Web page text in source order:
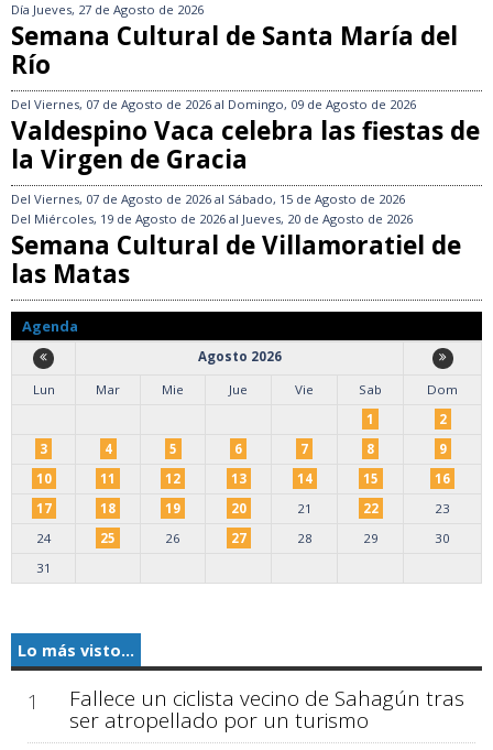
Día Jueves, 27 de Agosto de 2026
Semana Cultural de Santa María del
Río
Del Viernes, 07 de Agosto de 2026 al Domingo, 09 de Agosto de 2026
Valdespino Vaca celebra las fiestas de
la Virgen de Gracia
Del Viernes, 07 de Agosto de 2026 al Sábado, 15 de Agosto de 2026
Del Miércoles, 19 de Agosto de 2026 al Jueves, 20 de Agosto de 2026
Semana Cultural de Villamoratiel de
las Matas
Agenda
Agosto 2026
Lun
Mar Mie Jue Vie Sab
Dom
1
2
3
4 5 6 7 8
9
10
11 12 13 14 15
16
17
18 19 20 21 22
23
24
25 26 27 28 29
30
31
Lo más visto...
1 Fallece un ciclista vecino de Sahagún tras
ser atropellado por un turismo